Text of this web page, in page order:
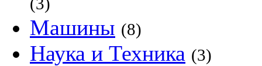
Машины (8)
Наука и Техника (3)